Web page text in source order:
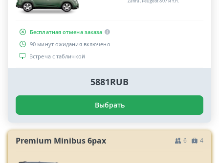
Бесплатная отмена заказа
90 минут ожидания включено
Встреча с табличкой
5881RUB
Выбрать
Premium Minibus 6pax 6 4